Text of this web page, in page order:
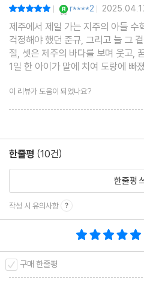
| r****2 |
제주에서 제일 가는 지주의 아들 수
걱정해야 했던 준규, 그리고 늘 그
절, 셋은 제주의 바다를 보며 웃고,
1일 한 아이가 말에 치여 도랑에 빠
가르며 울렸다. 그리고 시작된 너
제 그 바다와 바람과 햇살은 더 이상
이 리뷰가 도움이 되었나요?
한줄평 (10건)
한줄평
작성 시 유의사항
구매 한줄평